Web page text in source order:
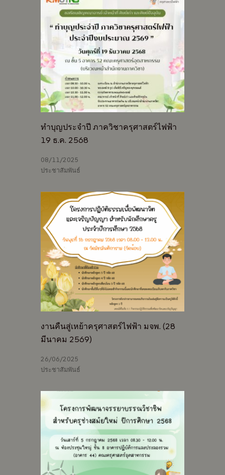
ทำบุญประจำปี ภาควิชาครุศาสตร์ไฟฟ้า
19 ธ.ค. 2568
08/11/2025
ประชาสัมพันธ์
งานคืนสู่เหย้าครุศาสตร์ไฟฟ้า มจพ. (28
มีนาคม 2569)
26/06/2025
ประชาสัมพันธ์